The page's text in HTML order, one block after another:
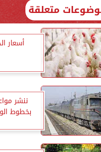
متعلقة
أسعار
ننشر
بخطوط